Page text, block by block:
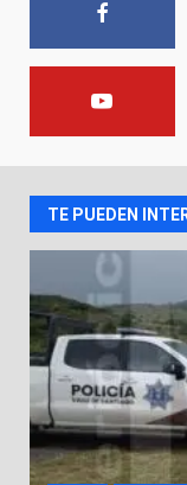
2
3
4
TE PUEDEN